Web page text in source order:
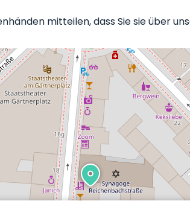
mitteilen, dass Sie sie über